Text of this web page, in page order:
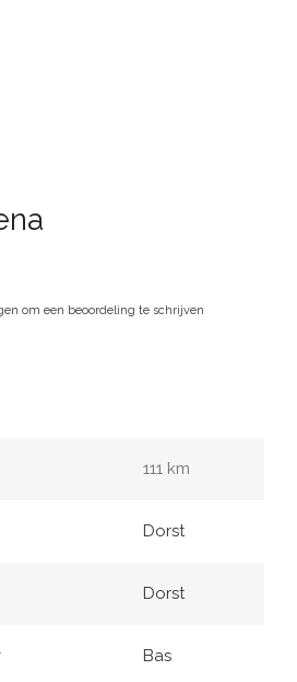
om een beoordeling te schrijven
111 km
Dorst
Dorst
Bas